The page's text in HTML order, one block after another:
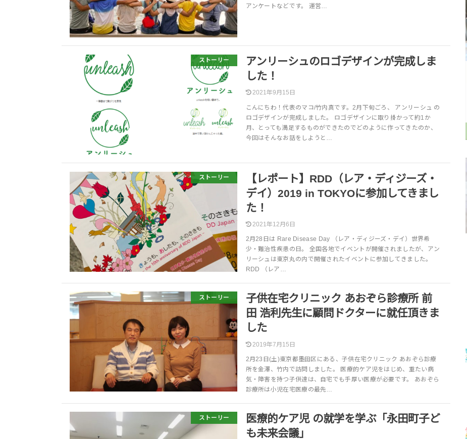
アンケートなどです。 運営…
ストーリー
アンリーシュのロゴデザインが完成しま
した！
2021年9月15日
こんにちわ！代表のマコ/竹内真です。2月下旬ごろ、 アンリーシュ の
ロゴデザインが完成しました。 ロゴデザインに取り掛かって約1か
月、とっても満足するものができたのでどのように作ってきたのか、
今回はそんなお話をしようと…
ストーリー
【レポート】RDD（レア・ディジーズ・
デイ）2019 in TOKYOに参加してきまし
た！
2021年12月6日
2月28日は Rare Disease Day （レア・ディジーズ・デイ）世界希
少・難治性疾患の日。 全国各地でイベントが開催されましたが、アン
リーシュは東京丸の内で開催されたイベントに参加してきました。
RDD （レア…
ストーリー
子供在宅クリニック あおぞら診療所 前
田 浩利先生に顧問ドクターに就任頂きま
した
2019年7月15日
2月23日(土)東京都墨田区にある、子供在宅クリニック あおぞら診療
所を金澤、竹内で訪問しました。 医療的ケア児をはじめ、重たい病
気・障害を持つ子供達は、自宅でも手厚い医療が必要です。 あおぞら
診療所は小児在宅医療の最先…
ストーリー
医療的ケア児 の就学を学ぶ「永田町子ど
も未来会議」